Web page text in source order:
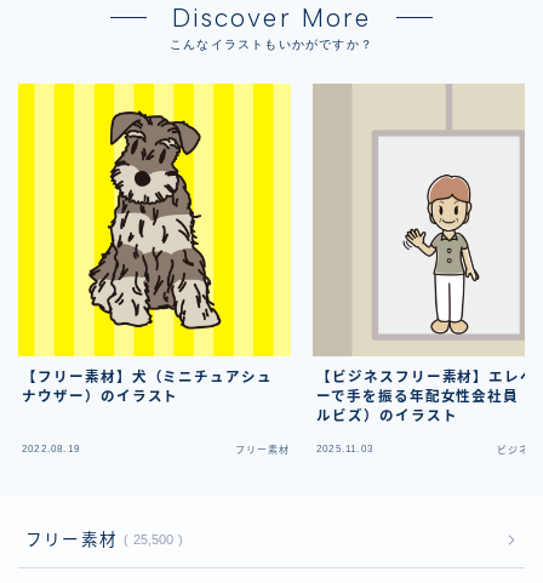
Discover More
こんなイラストもいかがですか？
【フリー素材】犬（ミニチュアシュ
ナウザー）のイラスト
2022.08.19 フリー素材
【ビジネスフリー素材】エレベ
ーで手を振る年配女性会社員（
ルビズ）のイラスト
2025.11.03 ビジネ
フリー素材 25,500